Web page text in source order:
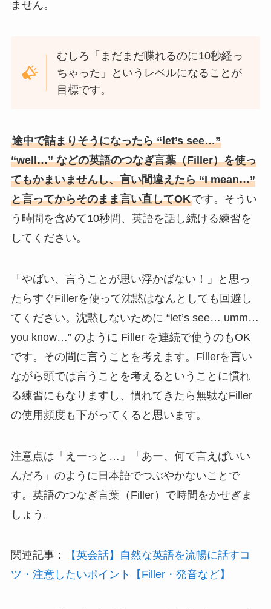
ません。
むしろ「まだまだ喋れるのに10秒経っ
ちゃった」というレベルになることが
目標です。
途中で詰まりそうになったら “let’s see…”
“well…” などの英語のつなぎ言葉（Filler）を使っ
てもかまいませんし、言い間違えたら “I mean…”
と言ってからそのまま言い直してOKです。そうい
う時間を含めて10秒間、英語を話し続ける練習を
してください。
「やばい、言うことが思い浮かばない！」と思っ
たらすぐFillerを使って沈黙はなんとしても回避し
てください。沈黙しないために “let’s see… umm…
you know…” のように Filler を連続で使うのもOK
です。その間に言うことを考えます。Fillerを言い
ながら頭では言うことを考えるということに慣れ
る練習にもなりますし、慣れてきたら無駄なFiller
の使用頻度も下がってくると思います。
注意点は「えーっと…」「あー、何て言えばいい
んだろ」のように日本語でつぶやかないことで
す。英語のつなぎ言葉（Filler）で時間をかせぎま
しょう。
関連記事：
【英会話】自然な英語を流暢に話すコ
ツ・注意したいポイント【Filler・発音など】